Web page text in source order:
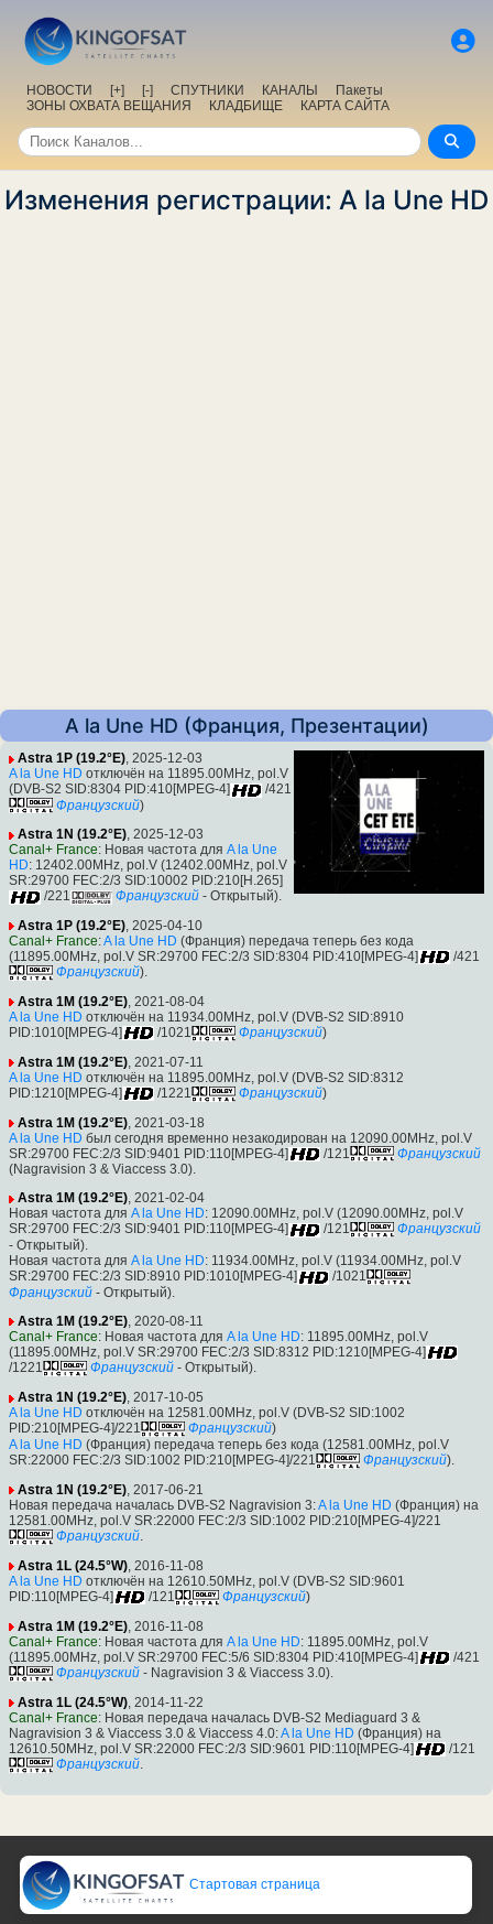
НОВОСТИ [+] [-] СПУТНИКИ КАНАЛЫ
Пакеты
ЗОНЫ ОХВАТА ВЕЩАНИЯ
КЛАДБИЩЕ КАРТА САЙТА
Изменения регистрации: A la Une HD
A la Une HD (Франция, Презентации)
Astra 1P (19.2°E), 2025-12-03
A la Une HD отключён на 11895.00MHz, pol.V
(DVB-S2 SID:8304 PID:410[MPEG-4]
/421
Французский)
Astra 1N (19.2°E), 2025-12-03
Canal+ France: Новая частота для A la Une
HD: 12402.00MHz, pol.V (12402.00MHz, pol.V
SR:29700 FEC:2/3 SID:10002 PID:210[H.265]
/221
Французский - Открытый).
Astra 1P (19.2°E) , 2025-04-10
Canal+ France:A la Une HD (Франция) передача теперь без кода
(11895.00MHz, pol.V SR:29700 FEC:2/3 SID:8304 PID:410[MPEG-4]
/421
Французский).
Astra 1M (19.2°E), 2021-08-04
A la Une HD отключён на 11934.00MHz, pol.V (DVB-S2 SID:8910
PID:1010[MPEG-4]
/1021 Французский)
Astra 1M (19.2°E) , 2021-07-11
A la Une HD отключён на 11895.00MHz, pol.V (DVB-S2 SID:8312
PID:1210[MPEG-4]
/1221 Французский)
Astra 1M (19.2°E) , 2021-03-18
A la Une HD был сегодня временно незакодирован на 12090.00MHz, pol.V
SR:29700 FEC:2/3 SID:9401 PID:110[MPEG-4]
/121
Французский
(Nagravision 3 & Viaccess 3.0).
Astra 1M (19.2°E), 2021-02-04
Новая частота для A la Une HD: 12090.00MHz, pol.V (12090.00MHz, pol.V
SR:29700 FEC:2/3 SID:9401 PID:110[MPEG-4]
/121
Французский
- Открытый).
Новая частота для A la Une HD: 11934.00MHz, pol.V (11934.00MHz, pol.V
SR:29700 FEC:2/3 SID:8910 PID:1010[MPEG-4]
/1021
Французский - Открытый).
Astra 1M (19.2°E), 2020-08-11
Canal+ France: Новая частота для A la Une HD: 11895.00MHz, pol.V
(11895.00MHz, pol.V SR:29700 FEC:2/3 SID:8312 PID:1210[MPEG-4]
/1221
Французский - Открытый).
Astra 1N (19.2°E), 2017-10-05
A la Une HD отключён на 12581.00MHz, pol.V (DVB-S2 SID:1002
PID:210[MPEG-4]/221
Французский)
A la Une HD (Франция) передача теперь без кода (12581.00MHz, pol.V
SR:22000 FEC:2/3 SID:1002 PID:210[MPEG-4]/221
Французский).
Astra 1N (19.2°E), 2017-06-21
Новая передача началась DVB-S2 Nagravision 3:A la Une HD (Франция) на
12581.00MHz, pol.V SR:22000 FEC:2/3 SID:1002 PID:210[MPEG-4]/221
Французский.
Astra 1L (24.5°W) , 2016-11-08
A la Une HD отключён на 12610.50MHz, pol.V (DVB-S2 SID:9601
PID:110[MPEG-4]
/121 Французский)
Astra 1M (19.2°E) , 2016-11-08
Canal+ France: Новая частота для A la Une HD: 11895.00MHz, pol.V
(11895.00MHz, pol.V SR:29700 FEC:5/6 SID:8304 PID:410[MPEG-4]
/421
Французский - Nagravision 3 & Viaccess 3.0).
Astra 1L (24.5°W) , 2014-11-22
Canal+ France: Новая передача началась DVB-S2 Mediaguard 3 &
Nagravision 3 & Viaccess 3.0 & Viaccess 4.0:A la Une HD (Франция) на
12610.50MHz, pol.V SR:22000 FEC:2/3 SID:9601 PID:110[MPEG-4]
/121
Французский.
Стартовая страница